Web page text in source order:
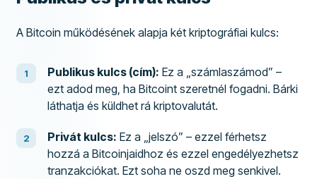
A Bitcoin működésének alapja két kriptográfiai kulcs:
Publikus kulcs (cím): Ez a „számlaszámod” –
ezt adod meg, ha Bitcoint szeretnél fogadni. Bárki
láthatja és küldhet rá kriptovalutát.
Privát kulcs: Ez a „jelszó” – ezzel férhetsz
hozzá a Bitcoinjaidhoz és ezzel engedélyezhetsz
tranzakciókat. Ezt soha ne oszd meg senkivel.